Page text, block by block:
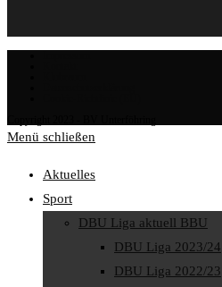
Menü schließen
Aktuelles
Sport
DBU Liga aktuell BBU
DBU Liga 2023/24
DBU Liga 2022/23